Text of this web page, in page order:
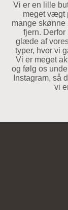
Vi er en lille
meget vægt
mange
fjern. Derfor
glæde af
typer, hvor vi
Vi er meget
og følg os
Instagram, så
vi